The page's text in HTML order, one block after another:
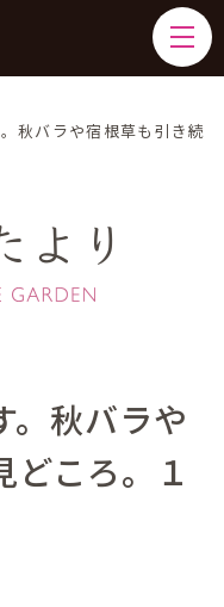
秋バラや宿根草も引き続
より
。秋バラや
どころ。１